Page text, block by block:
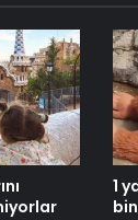
1